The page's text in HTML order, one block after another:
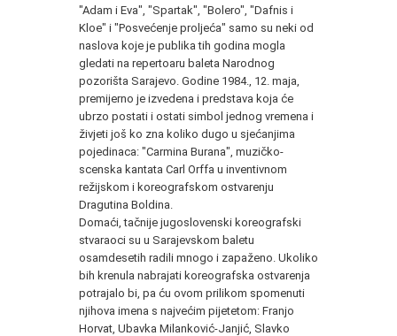
"Adam i Eva", "Spartak", "Bolero", "Dafnis i
Kloe" i "Posvećenje proljeća" samo su neki od
naslova koje je publika tih godina mogla
gledati na repertoaru baleta Narodnog
pozorišta Sarajevo. Godine 1984., 12. maja,
premijerno je izvedena i predstava koja će
ubrzo postati i ostati simbol jednog vremena i
živjeti još ko zna koliko dugo u sjećanjima
pojedinaca: "Carmina Burana", muzičko-
scenska kantata Carl Orffa u inventivnom
režijskom i koreografskom ostvarenju
Dragutina Boldina.
Domaći, tačnije jugoslovenski koreografski
stvaraoci su u Sarajevskom baletu
osamdesetih radili mnogo i zapaženo. Ukoliko
bih krenula nabrajati koreografska ostvarenja
potrajalo bi, pa ću ovom prilikom spomenuti
njihova imena s najvećim pijetetom: Franjo
Horvat, Ubavka Milanković-Janjić, Slavko